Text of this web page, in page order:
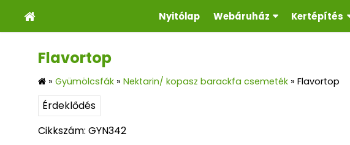
Nyitólap Webáruház Kertépítés
Flavortop
» Gyümölcsfák » Nektarin/ kopasz barackfa csemeték » Flavortop
Érdeklődés
Cikkszám: GYN342